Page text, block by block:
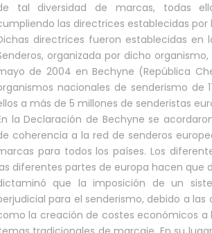
tal diversidad de marcas, todas
las directrices establecidas por
directrices fueron establecidas en
organizada por dicho
de 2004 en Bechyne (República
nacionales de senderismo de
a más de 5 millones de senderistas
la Declaración de Bechyne se
coherencia a la red de senderos
para todos los países. Los
diferentes partes de europa hacen que
que la imposición de un
para el senderismo, debido a
la creación de costes económicos a